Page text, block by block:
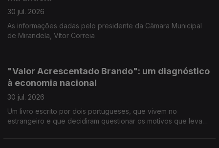
30 jul. 2026
As informações dadas pelo presidente da Câmara Municipal
de Mirandela, Vítor Correia
"Valor Acrescentado Brando": um diagnóstico
à economia nacional
30 jul. 2026
Um livro escrito por dois portugueses, que vivem no
estrangeiro e que decidiram questionar os motivos que levam